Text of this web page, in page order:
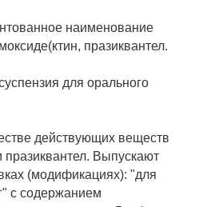
наименование
празиквантел.
для орального
действующих веществ
празиквантел. Выпускают
(модификациях): "для
с содержанием